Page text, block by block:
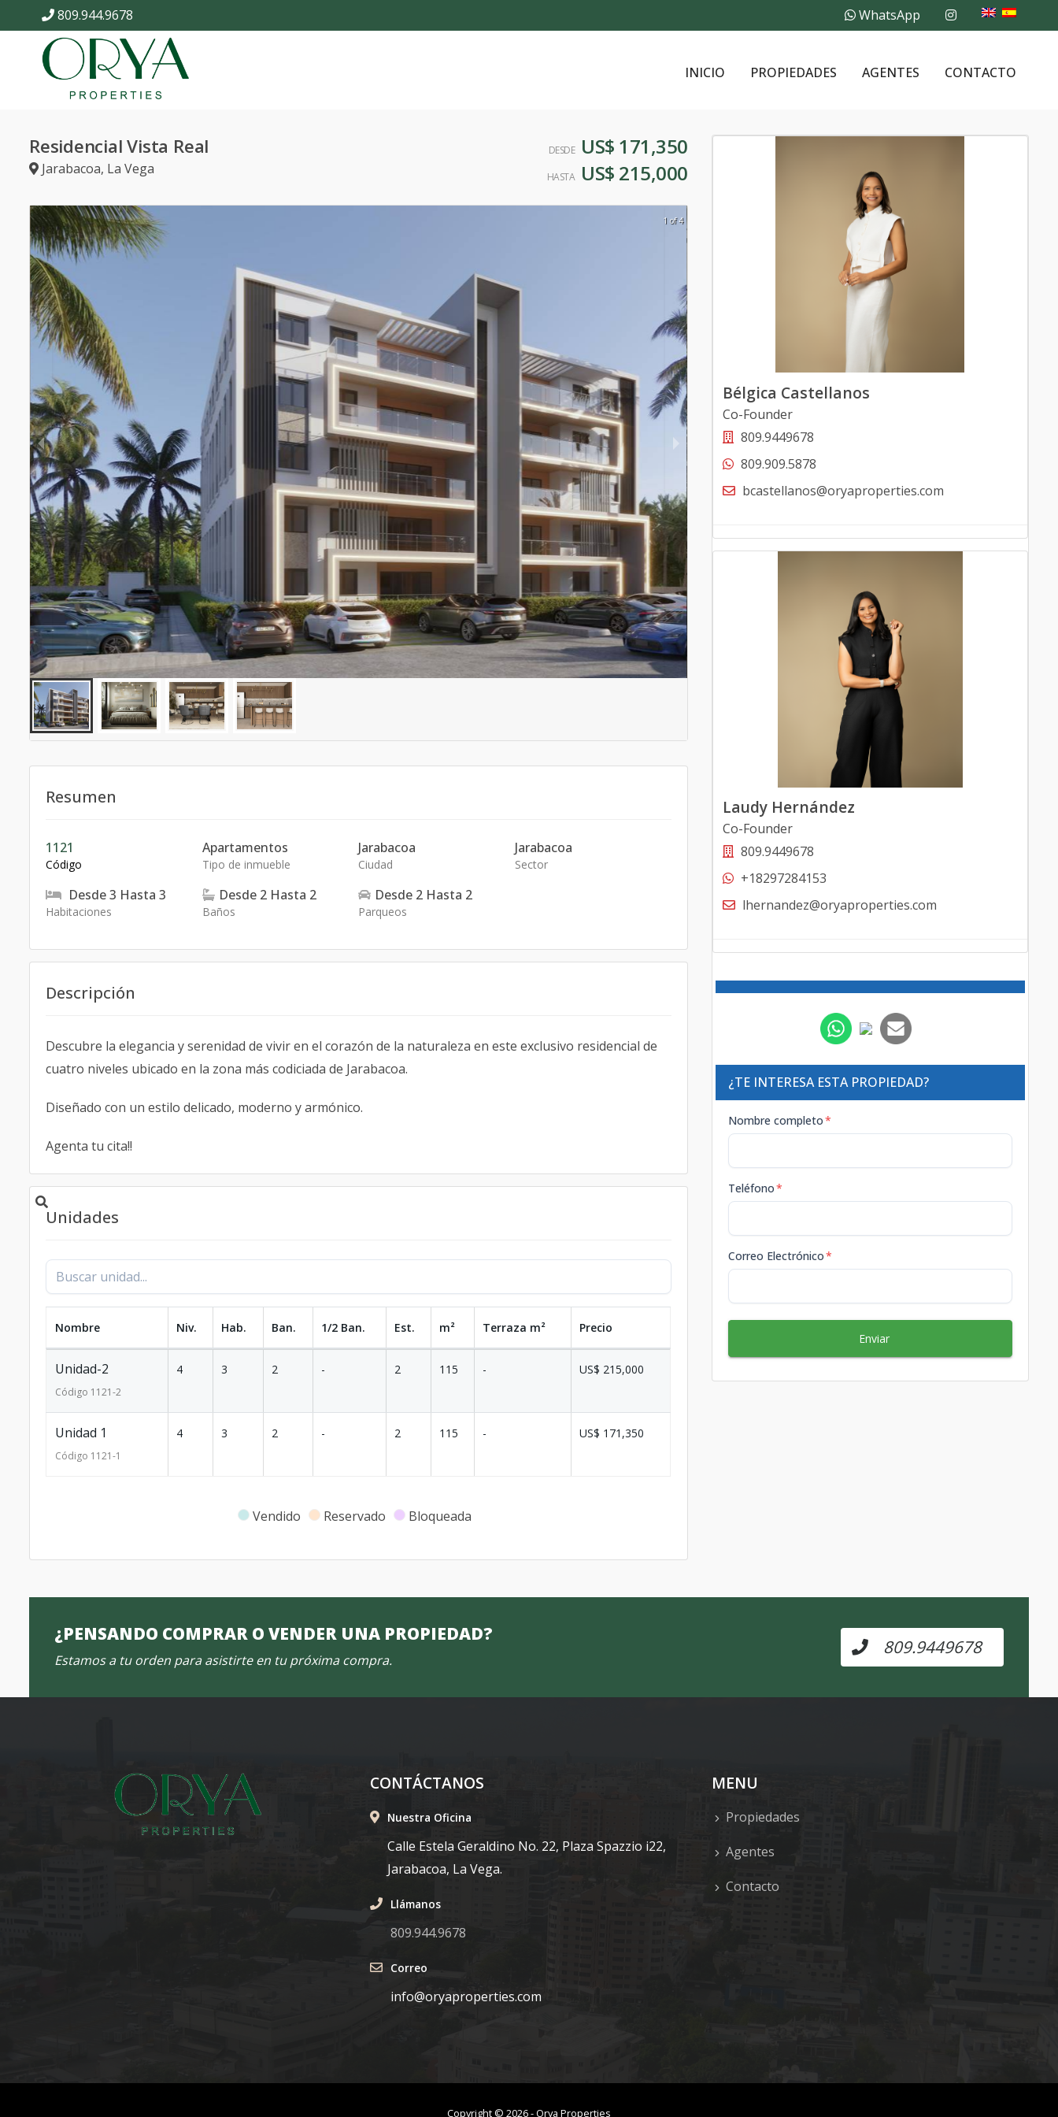
809.944.9678 WhatsApp
INICIO PROPIEDADES AGENTES CONTACTO
Residencial Vista Real
Jarabacoa, La Vega
DESDE US$ 171,350
HASTA US$ 215,000
1 of 4
Resumen
1121
Código
Apartamentos
Tipo de inmueble
Jarabacoa
Ciudad
Jarabacoa
Sector
Desde3 Hasta 3
Habitaciones
Desde 2 Hasta 2
Baños
Desde 2 Hasta 2
Parqueos
Descripción
Descubre la elegancia y serenidad de vivir en el corazón de la naturaleza en este exclusivo residencial de
cuatro niveles ubicado en la zona más codiciada de Jarabacoa.
Diseñado con un estilo delicado, moderno y armónico.
Agenta tu cita!!
Unidades
Nombre Niv. Hab. Ban. 1/2 Ban. Est. m² Terraza m² Precio
Unidad-2
Código 1121-2
4 3 2 - 2 115 - US$ 215,000
Unidad 1
Código 1121-1
4 3 2 - 2 115 - US$ 171,350
Vendido Reservado Bloqueada
Bélgica Castellanos
Co-Founder
809.9449678
809.909.5878
bcastellanos@oryaproperties.com
Laudy Hernández
Co-Founder
809.9449678
+18297284153
lhernandez@oryaproperties.com
¿TE INTERESA ESTA PROPIEDAD?
Nombre completo*
Teléfono*
Correo Electrónico*
Enviar
¿PENSANDO COMPRAR O VENDER UNA PROPIEDAD?
Estamos a tu orden para asistirte en tu próxima compra.
809.9449678
CONTÁCTANOS
Nuestra Oficina
Calle Estela Geraldino No. 22, Plaza Spazzio i22,
Jarabacoa, La Vega.
Llámanos
809.944.9678
Correo
info@oryaproperties.com
MENU
Propiedades
Agentes
Contacto
Copyright © 2026-Orya Properties